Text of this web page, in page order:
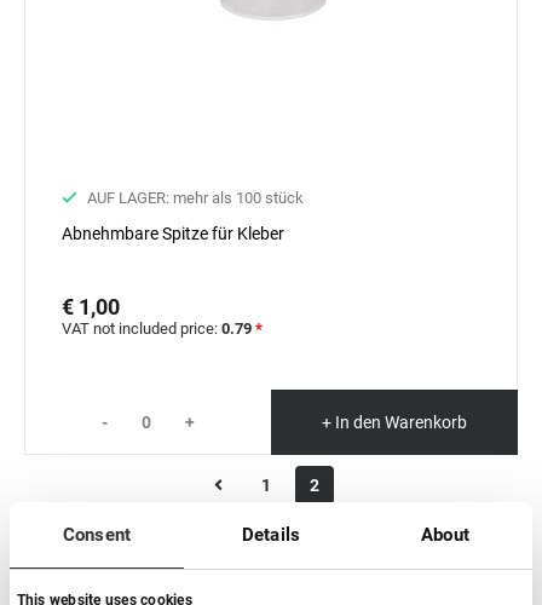
Consent Details About
This website uses cookies
AUF LAGER: mehr als 100 stück
Abnehmbare Spitze für Kleber
€ 1,00
VAT not included price: 0.79 *
- + + In den Warenkorb
1 2